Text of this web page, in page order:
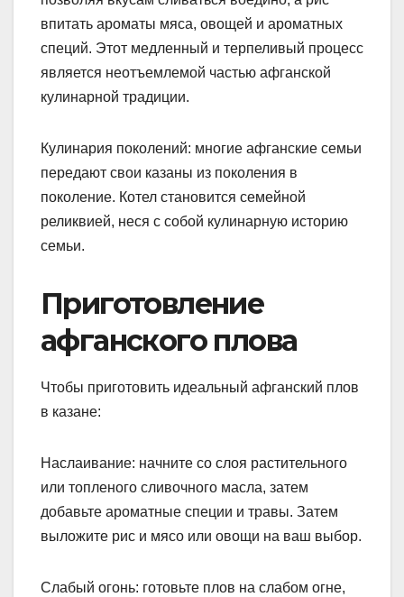
впитать ароматы мяса, овощей и ароматных
специй. Этот медленный и терпеливый процесс
является неотъемлемой частью афганской
кулинарной традиции.
Кулинария поколений: многие афганские семьи
передают свои казаны из поколения в
поколение. Котел становится семейной
реликвией, неся с собой кулинарную историю
семьи.
Приготовление
афганского плова
Чтобы приготовить идеальный афганский плов
в казане:
Наслаивание: начните со слоя растительного
или топленого сливочного масла, затем
добавьте ароматные специи и травы. Затем
выложите рис и мясо или овощи на ваш выбор.
Слабый огонь: готовьте плов на слабом огне,